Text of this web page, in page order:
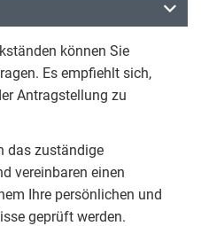
können Sie
Es empfiehlt sich,
Antragstellung zu
das zuständige
vereinbaren einen
Ihre persönlichen und
geprüft werden.